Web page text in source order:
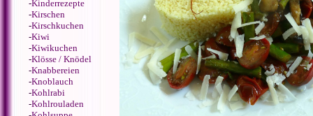
-Kinderrezepte
-Kirschen
-Kirschkuchen
-Kiwi
-Kiwikuchen
-Klösse / Knödel
-Knabbereien
-Knoblauch
-Kohlrabi
-Kohlrouladen